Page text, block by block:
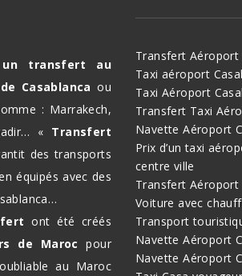
un transfert au
Casablanca ou
: Marrakech,
« Transfert
des transports
équipés avec des
ont été créés
de Maroc pour
au Maroc
Transfert Aéroport
Taxi aéroport
Taxi Aéroport
Transfert Taxi
Navette Aéroport
Prix d’un taxi
centre ville
Transfert Aéroport
Voiture avec
Transport
Navette Aéroport
Navette Aéroport